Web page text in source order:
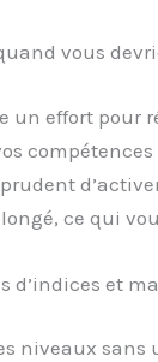
vous
un effort pour
ce qui
d’indices et
niveaux sans